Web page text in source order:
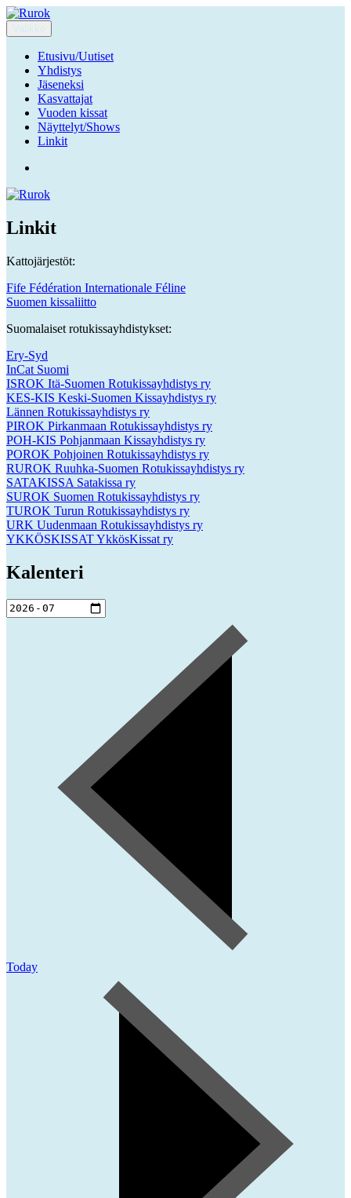
Siirry
sisältöön
Rurok
Ruuhka-Suomen Rotukissayhdistys
Valikko
Etusivu/Uutiset
Yhdistys
Jäseneksi
Kasvattajat
Vuoden kissat
Näyttelyt/Shows
Linkit
Linkit
Kattojärjestöt:
Fife Fédération Internationale Féline
Suomen kissaliitto
Suomalaiset rotukissayhdistykset:
Ery-Syd
InCat Suomi
ISROK Itä-Suomen Rotukissayhdistys ry
KES-KIS Keski-Suomen Kissayhdistys ry
Lännen Rotukissayhdistys ry
PIROK Pirkanmaan Rotukissayhdistys ry
POH-KIS Pohjanmaan Kissayhdistys ry
POROK Pohjoinen Rotukissayhdistys ry
RUROK Ruuhka-Suomen Rotukissayhdistys ry
SATAKISSA Satakissa ry
SUROK Suomen Rotukissayhdistys ry
TUROK Turun Rotukissayhdistys ry
URK Uudenmaan Rotukissayhdistys ry
YKKÖSKISSAT YkkösKissat ry
Kalenteri
Today